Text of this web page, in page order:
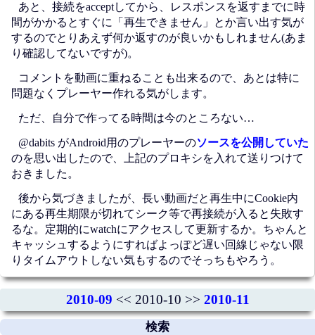
あと、接続をacceptしてから、レスポンスを返すまでに時
間がかかるとすぐに「再生できません」とか言い出す気が
するのでとりあえず何か返すのが良いかもしれません(あま
り確認してないですが)。
コメントを動画に重ねることも出来るので、あとは特に
問題なくプレーヤー作れる気がします。
ただ、自分で作ってる時間は今のところない…
@dabits がAndroid用のプレーヤーのソースを公開していた
のを思い出したので、上記のプロキシを入れて送りつけて
おきました。
後から気づきましたが、長い動画だと再生中にCookie内
にある再生期限が切れてシーク等で再接続が入ると失敗す
るな。定期的にwatchにアクセスして更新するか。ちゃんと
キャッシュするようにすればよっぽど遅い回線じゃない限
りタイムアウトしない気もするのでそっちもやろう。
2010-09 << 2010-10 >> 2010-11
検索